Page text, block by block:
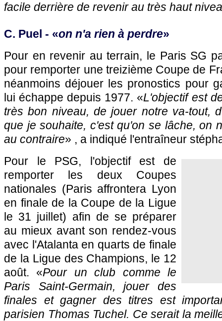
facile derrière de revenir au très haut
C. Puel - «on n'a rien à perdre»
Pour en revenir au terrain, le Paris SG
pour remporter une treizième Coupe de
néanmoins déjouer les pronostics pour
lui échappe depuis 1977. «L'objectif est
très bon niveau, de jouer notre va-tout,
que je souhaite, c'est qu'on se lâche, on
au contraire» , a indiqué l'entraîneur
Pour le PSG, l'objectif est de
remporter les deux Coupes
nationales (Paris affrontera Lyon
en finale de la Coupe de la Ligue
le 31 juillet) afin de se préparer
au mieux avant son rendez-vous
avec l'Atalanta en quarts de finale
de la Ligue des Champions, le 12
août. «Pour un club comme le
Paris Saint-Germain, jouer des
finales et gagner des titres est
parisien Thomas Tuchel. Ce serait la